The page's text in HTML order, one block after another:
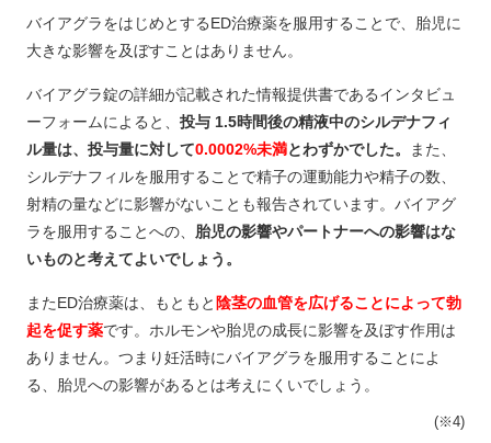
バイアグラをはじめとするED治療薬を服用することで、胎児に
大きな影響を及ぼすことはありません。
バイアグラ錠の詳細が記載された情報提供書であるインタビュ
ーフォームによると、 投与 1.5時間後の精液中のシルデナフィ
ル量は、投与量に対して0.0002%未満とわずかでした。
また、
シルデナフィルを服用することで精子の運動能力や精子の数、
射精の量などに影響がないことも報告されています。バイアグ
ラを服用することへの、 胎児の影響やパートナーへの影響はな
いものと考えてよいでしょう。
またED治療薬は、もともと 陰茎の血管を広げることによって勃
起を促す薬です。ホルモンや胎児の成長に影響を及ぼす作用は
ありません。つまり妊活時にバイアグラを服用することによ
る、胎児への影響があるとは考えにくいでしょう。
(※4)